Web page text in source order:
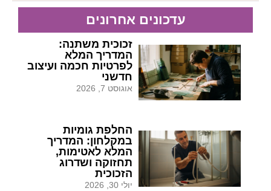
עדכונים אחרונים
זכוכית משתנה:
המדריך המלא
לפרטיות חכמה ועיצוב
חדשני
אוגוסט 7, 2026
החלפת גומיות
במקלחון: המדריך
המלא לאטימות,
תחזוקה ושדרוג
הזכוכית
יולי 30, 2026